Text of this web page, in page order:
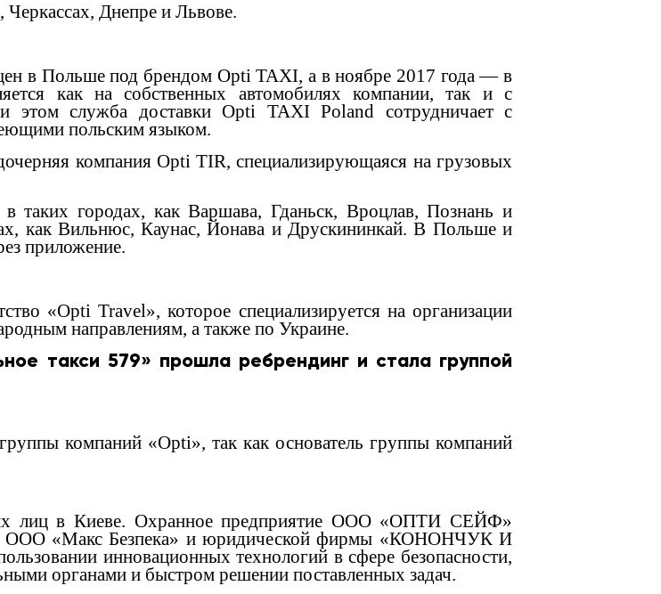
Днепре и Львове.
в Польше под брендом Opti TAXI, а в ноябре 2017 года — в
как на собственных автомобилях компании, так и с
этом служба доставки Opti TAXI Poland сотрудничает с
польским языком.
компания Opti TIR, специализирующаяся на грузовых
таких городах, как Варшава, Гданьск, Вроцлав, Познань и
как Вильнюс, Каунас, Йонава и Друскининкай. В Польше и
приложение.
«Opti Travel», которое специализируется на организации
направлениям, а также по Украине.
такси 579» прошла ребрендинг и стала группой
компаний «Opti», так как основатель группы компаний
лиц в Киеве. Охранное предприятие ООО «ОПТИ СЕЙФ»
ООО «Макс Безпека» и юридической фирмы «КОНОНЧУК И
инновационных технологий в сфере безопасности,
органами и быстром решении поставленных задач.